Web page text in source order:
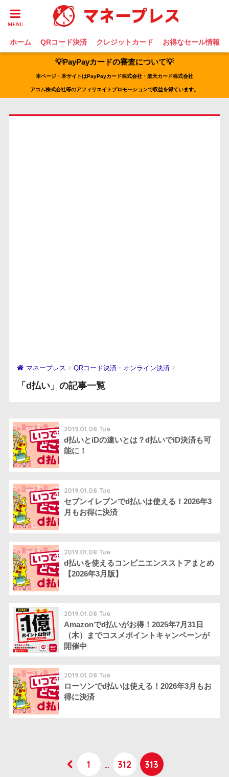
ホーム QRコード決済 クレジットカード お得なセール情報
💡PayPayカードの審査について💡
本ページ・本サイトはPayPayカード株式会社・楽天カード株式会社
アコム株式会社等のアフィリエイトプロモーションで収益を得ています。
マネープレス QRコード決済・オンライン決済
「d払い」の記事一覧
2019.01.08 Tue
d払いとiDの違いとは？d払いでiD決済も可
能に！
2019.01.08 Tue
セブンイレブンでd払いは使える！2026年3
月もお得に決済
2019.01.08 Tue
d払いを使えるコンビニエンスストアまとめ
【2026年3月版】
2019.01.08 Tue
Amazonでd払いがお得！2025年7月31日
（木）までコスメポイントキャンペーンが
開催中
2019.01.08 Tue
ローソンでd払いは使える！2026年3月もお
得に決済
1 … 312 313